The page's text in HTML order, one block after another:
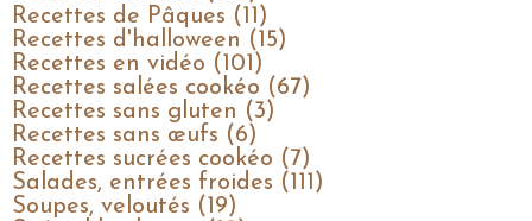
Recettes de Pâques (11)
Recettes d'halloween (15)
Recettes en vidéo (101)
Recettes salées cookéo (67)
Recettes sans gluten (3)
Recettes sans œufs (6)
Recettes sucrées cookéo (7)
Salades, entrées froides (111)
Soupes, veloutés (19)